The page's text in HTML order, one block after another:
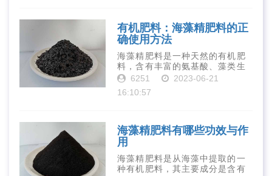
有机肥料：海藻精肥料的正
确使用方法
海藻精肥料是一种天然的有机肥
料，含有丰富的氨基酸、藻类生
长素、维生素、微量元素、蛋白
力、促进植物生长、增强植物抗
6251
2023-06-21
16:10:57
海藻精肥料有哪些功效与作
用
海藻精肥料是从海藻中提取的一
种有机肥料，其主要成分是含有